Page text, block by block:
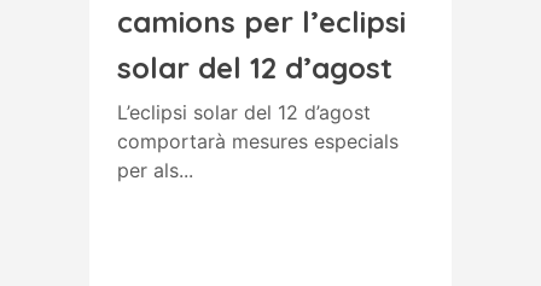
camions per l’eclipsi
solar del 12 d’agost
L’eclipsi solar del 12 d’agost
comportarà mesures especials
per als...